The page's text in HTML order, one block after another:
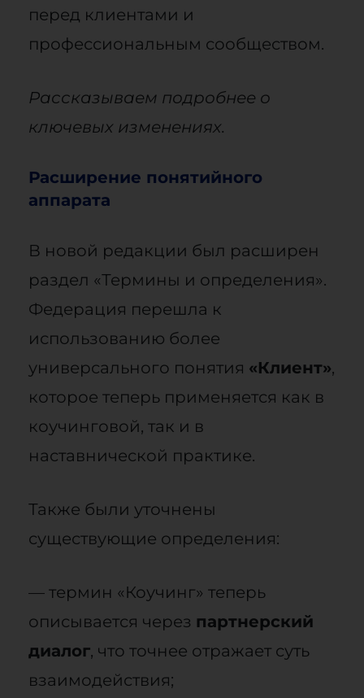
перед клиентами и
профессиональным сообществом.
Рассказываем подробнее о
ключевых изменениях.
Расширение понятийного
аппарата
В новой редакции был расширен
раздел «Термины и определения».
Федерация перешла к
использованию более
универсального понятия «Клиент»,
которое теперь применяется как в
коучинговой, так и в
наставнической практике.
Также были уточнены
существующие определения:
— термин «Коучинг» теперь
описывается через партнерский
диалог, что точнее отражает суть
взаимодействия;